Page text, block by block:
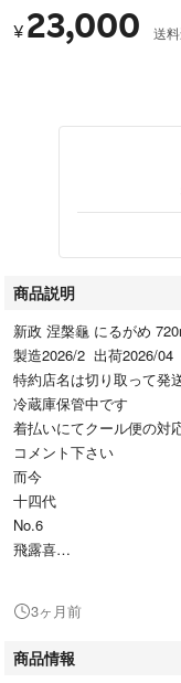
¥ 23,000 送
商品説明
新政 涅槃龜 にるがめ
製造2026/2 出荷2026/04
特約店名は切り取って発
冷蔵庫保管中です
着払いにてクール便の対
コメント下さい
而今
十四代
No.6
飛露喜
新政
田酒
磯自慢
3ヶ月前
商品情報